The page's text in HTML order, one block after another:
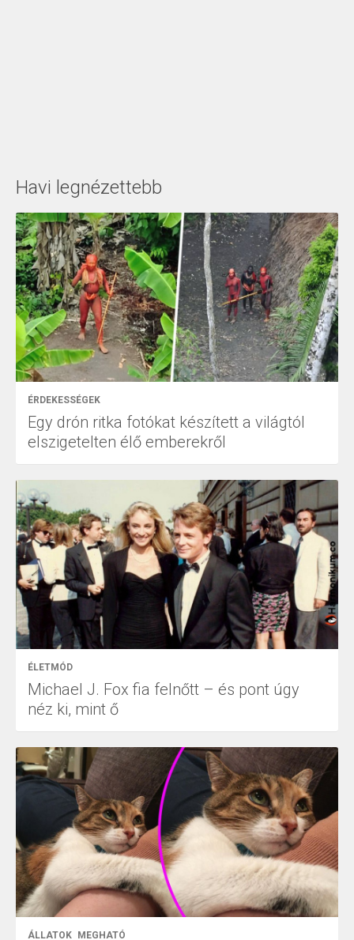
Havi legnézettebb
ÉRDEKESSÉGEK
Egy drón ritka fotókat készített a világtól
elszigetelten élő emberekről
ÉLETMÓD
Michael J. Fox fia felnőtt – és pont úgy
néz ki, mint ő
ÁLLATOK MEGHATÓ